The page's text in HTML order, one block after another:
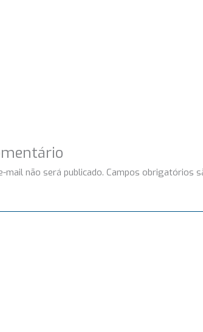
mail não será publicado. Campos obrigatórios